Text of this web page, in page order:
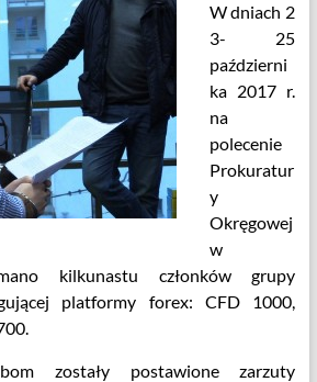
W dniach 2
3- 25
październi
ka 2017 r.
na
polecenie
Prokuratur
y
Okręgowej
w
kilkunastu członków grupy
platformy forex: CFD 1000,
zostały postawione zarzuty